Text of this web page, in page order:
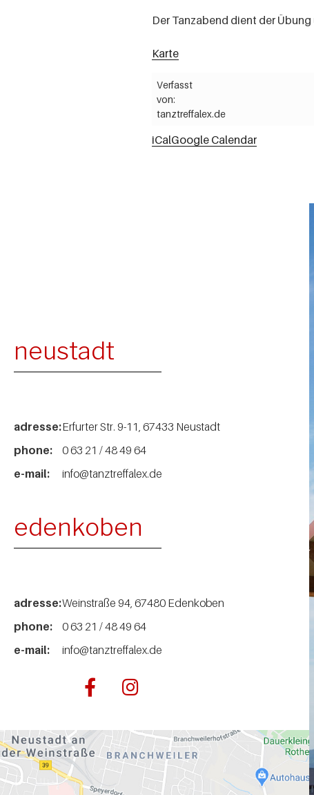
Der Tanzabend dient der
Karte
Verfasst
von:
tanztreffalex.de
iCalGoogle Calendar
neustadt
adresse:Erfurter Str. 9-11, 67433 Neustadt
phone:
0 63 21 / 48 49 64
e-mail:
info@tanztreffalex.de
edenkoben
adresse:Weinstraße 94, 67480 Edenkoben
phone:
0 63 21 / 48 49 64
e-mail:
info@tanztreffalex.de